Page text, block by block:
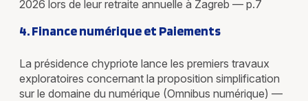
2026 lors de leur retraite annuelle à Zagreb — p.7
4. Finance numérique et Paiements
La présidence chypriote lance les premiers travaux
exploratoires concernant la proposition simplification
sur le domaine du numérique (Omnibus numérique) —